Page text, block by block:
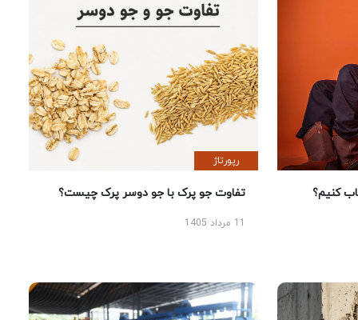
کنیم؟
رپورتاژ
تفاوت جو پرک با جو دوسر پرک چیست؟